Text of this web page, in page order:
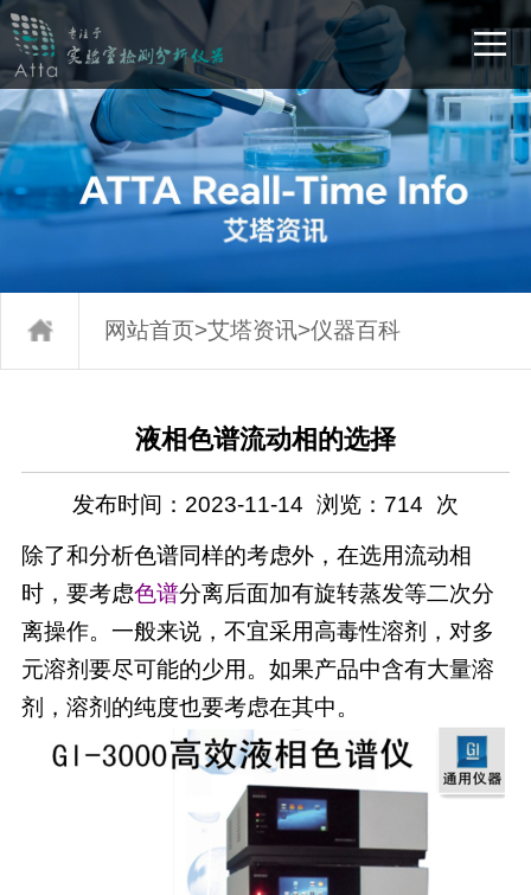
网站首页>艾塔资讯>仪器百科
液相色谱流动相的选择
发布时间：2023-11-14 浏览： 714 次
除了和分析色谱同样的考虑外，在选用流动相
时，要考虑色谱分离后面加有旋转蒸发等二次分
离操作。一般来说，不宜采用高毒性溶剂，对多
元溶剂要尽可能的少用。如果产品中含有大量溶
剂，溶剂的纯度也要考虑在其中。